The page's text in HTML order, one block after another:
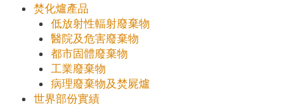
焚化爐產品
低放射性輻射廢棄物
醫院及危害廢棄物
都市固體廢棄物
工業廢棄物
病理廢棄物及焚屍爐
世界部份實績